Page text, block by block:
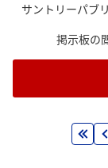
サントリーパブ
掲示板の